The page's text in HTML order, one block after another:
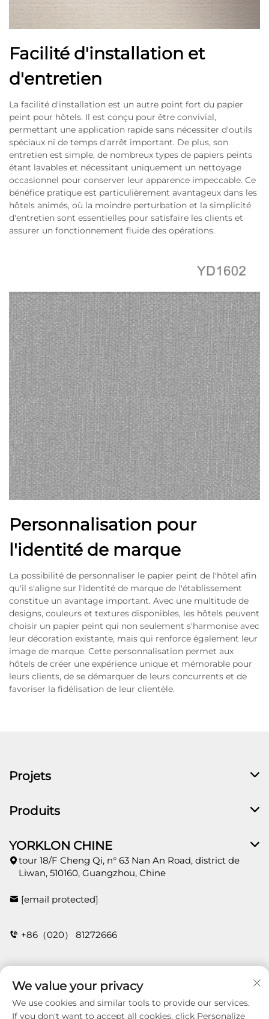
Facilité d'installation et
d'entretien
La facilité d'installation est un autre point fort du papier
peint pour hôtels. Il est conçu pour être convivial,
permettant une application rapide sans nécessiter d'outils
spéciaux ni de temps d'arrêt important. De plus, son
entretien est simple, de nombreux types de papiers peints
étant lavables et nécessitant uniquement un nettoyage
occasionnel pour conserver leur apparence impeccable. Ce
bénéfice pratique est particulièrement avantageux dans les
hôtels animés, où la moindre perturbation et la simplicité
d'entretien sont essentielles pour satisfaire les clients et
assurer un fonctionnement fluide des opérations.
Personnalisation pour
l'identité de marque
La possibilité de personnaliser le papier peint de l'hôtel afin
qu'il s'aligne sur l'identité de marque de l'établissement
constitue un avantage important. Avec une multitude de
designs, couleurs et textures disponibles, les hôtels peuvent
choisir un papier peint qui non seulement s'harmonise avec
leur décoration existante, mais qui renforce également leur
image de marque. Cette personnalisation permet aux
hôtels de créer une expérience unique et mémorable pour
leurs clients, de se démarquer de leurs concurrents et de
favoriser la fidélisation de leur clientèle.
Projets
Produits
YORKLON CHINE
tour 18/F Cheng Qi, n° 63 Nan An Road, district de
Liwan, 510160, Guangzhou, Chine
[email protected]
+86（020） 81272666
Contact
We value your privacy
We use cookies and similar tools to provide our services.
If you don't want to accept all cookies, click Personalize